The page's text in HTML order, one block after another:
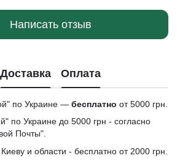
Написать отзыв
Доставка Оплата
по Украине — бесплатно от 5000 грн.
по Украине до 5000 грн - согласно
Почты".
и области - бесплатно от 2000 грн.